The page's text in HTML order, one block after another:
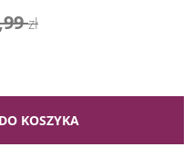
zł
KOSZYKA